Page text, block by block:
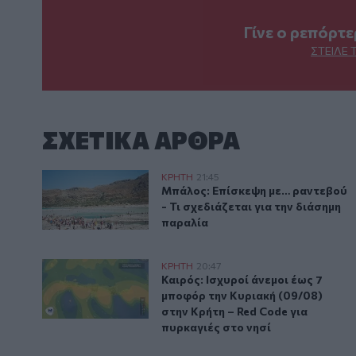
Γίνε ο
ΣΤΕΊΛΕ
ΣΧΕΤΙΚA AΡΘΡΑ
Μπάλος: Επίσκεψη με… ραντεβού - Τι σχεδιάζεται
ΚΡΗΤΗ 21:45
Μπάλος: Επίσκεψη με… ραντεβού
Μπάλος: Επίσκεψη με… ραντεβού
- Τι σχεδιάζεται για την διάσημη
παραλία
Καιρός: Ισχυροί άνεμοι έως 7 μποφόρ την Κυριακή
ΚΡΗΤΗ 20:47
Καιρός: Ισχυροί άνεμοι έως 7
Καιρός: Ισχυροί άνεμοι έως 7
μποφόρ την Κυριακή (09/08)
στην Κρήτη – Red Code για
πυρκαγιές στο νησί